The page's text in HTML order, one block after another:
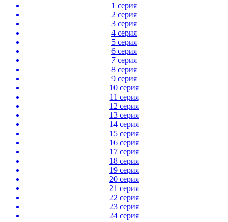
1 серия
2 серия
3 серия
4 серия
5 серия
6 серия
7 серия
8 серия
9 серия
10 серия
11 серия
12 серия
13 серия
14 серия
15 серия
16 серия
17 серия
18 серия
19 серия
20 серия
21 серия
22 серия
23 серия
24 серия